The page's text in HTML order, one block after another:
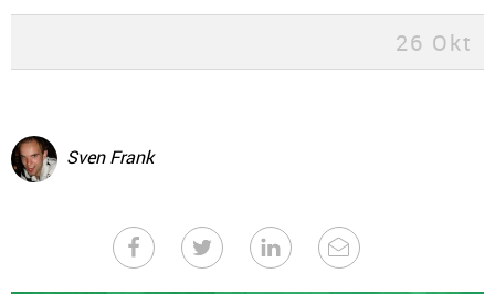
26 Okt
Sven Frank